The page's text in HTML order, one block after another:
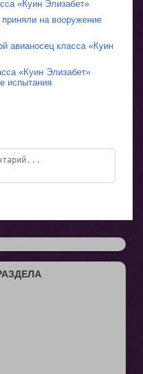
«Куин Элизабет»
на вооружение
авианосец класса «Куин
«Куин Элизабет»
испытания